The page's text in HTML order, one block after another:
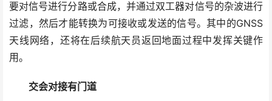
要对信号进行分路或合成，并通过双工器对信号的杂波进行
过滤，然后才能转换为可接收或发送的信号。其中的GNSS
天线网络，还将在后续航天员返回地面过程中发挥关键作
用。
交会对接有门道